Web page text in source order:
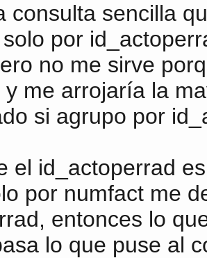
consulta sencilla
por
no me sirve
y me arrojaría la
si agrupo por
el id_actoperrad
por numfact me
entonces lo
lo que puse al